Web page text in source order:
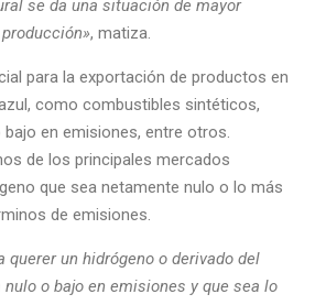
se da una situación de mayor
, matiza.
para la exportación de productos en
como combustibles sintéticos,
en emisiones, entre otros.
de los principales mercados
que sea netamente nulo o lo más
de emisiones.
querer un hidrógeno o derivado del
nulo o bajo en emisiones y que sea lo